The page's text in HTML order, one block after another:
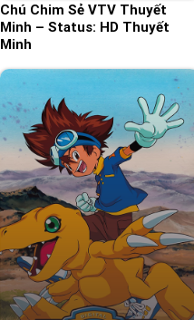
Chú Chim Sẻ VTV Thuyết
Minh – Status: HD Thuyết
Minh